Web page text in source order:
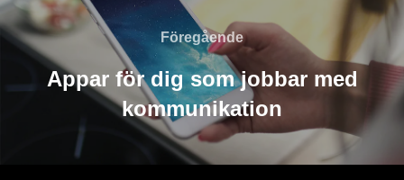
Föregående
Föregående
Appar för dig som jobbar med
kommunikation